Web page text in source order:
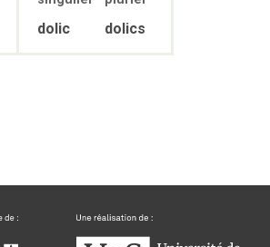
dolic dolics